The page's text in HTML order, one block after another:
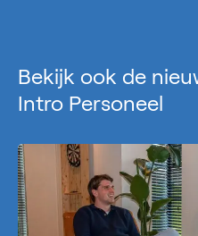
Bekijk ook de
Intro Personeel